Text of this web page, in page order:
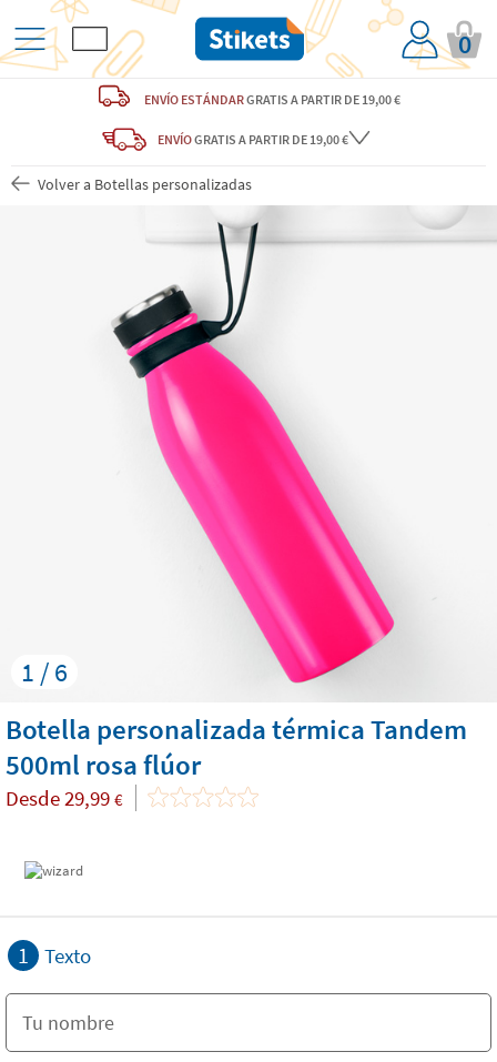
0
ENVÍO ESTÁNDARGRATIS A PARTIR DE 19,00 €
ENVÍOGRATIS A PARTIR DE 19,00 €
Volver a Botellas personalizadas
1 / 6
Botella personalizada térmica Tandem
500ml rosa flúor
Desde29,99 €
1 Texto